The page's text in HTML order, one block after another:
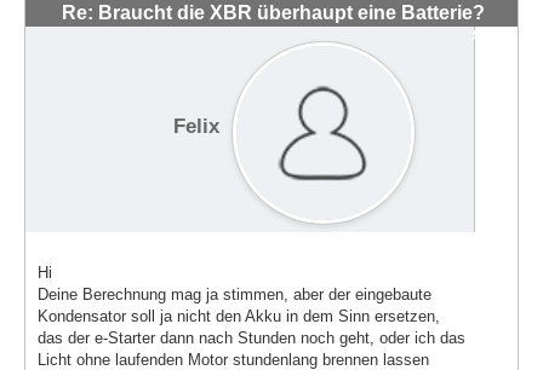
Re: Braucht die XBR überhaupt eine Batterie?
#865
Felix
Hi
Deine Berechnung mag ja stimmen, aber der eingebaute
Kondensator soll ja nicht den Akku in dem Sinn ersetzen,
das der e-Starter dann nach Stunden noch geht, oder ich das
Licht ohne laufenden Motor stundenlang brennen lassen